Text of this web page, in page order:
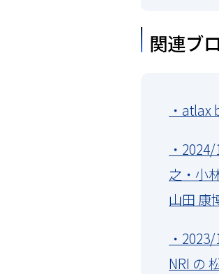
関連ブ
・
・
之・小
山田 康
・
NRI の